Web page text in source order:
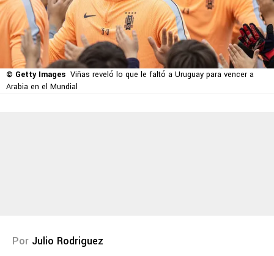
© Getty Images Viñas reveló lo que le faltó a Uruguay para vencer a
Arabia en el Mundial
Por Julio Rodriguez